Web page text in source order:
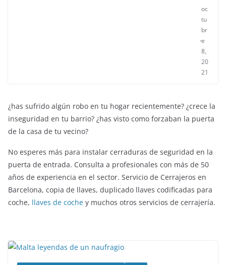
oc
tu
br
e
8,
20
21
¿has sufrido algún robo en tu hogar recientemente? ¿crece la
inseguridad en tu barrio? ¿has visto como forzaban la puerta
de la casa de tu vecino?
No esperes más para instalar cerraduras de seguridad en la
puerta de entrada. Consulta a profesionales con más de 50
años de experiencia en el sector. Servicio de Cerrajeros en
Barcelona, copia de llaves, duplicado llaves codificadas para
coche, llaves de coche y muchos otros servicios de cerrajería.